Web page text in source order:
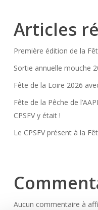
Articles
Première édition de la
Sortie annuelle mouche
Fête de la Loire 2026
Fête de la Pêche de
CPSFV y était !
Le CPSFV présent à la
Aucun commentaire à